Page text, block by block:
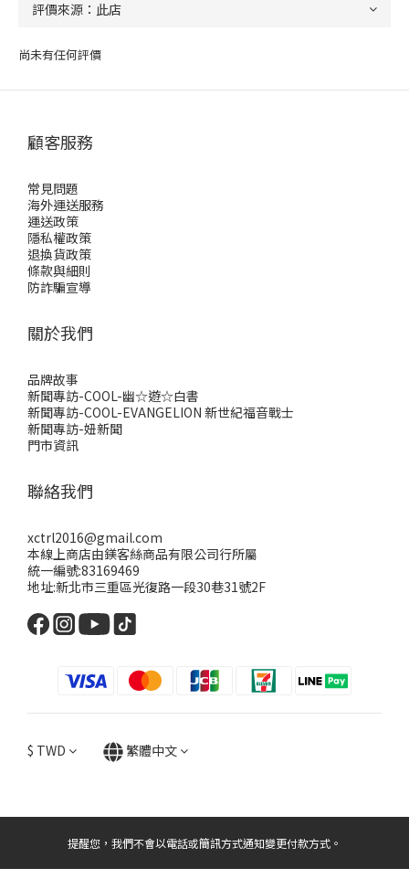
尚未有任何評價
顧客服務
常見問題
海外運送服務
運送政策
隱私權政策
退換貨政策
條款與細則
防詐騙宣導
關於我們
品牌故事
新聞專訪-COOL-幽☆遊☆白書
新聞專訪-COOL-EVANGELION 新世紀福音戰士
新聞專訪-妞新聞
門市資訊
聯絡我們
xctrl2016@gmail.com
本線上商店由鎂客絲商品有限公司行所屬
統一編號:83169469
地址:新北市三重區光復路一段30巷31號2F
$ TWD 繁體中文
提醒您，我們不會以電話或簡訊方式通知變更付款方式。